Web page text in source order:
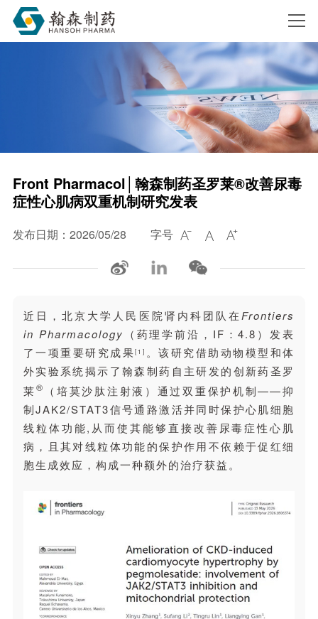
Front Pharmacol│翰森制药圣罗莱®改善尿毒
症性心肌病双重机制研究发表
发布日期：2026/05/28 字号   
近日，北京大学人民医院肾内科团队在 Frontiers
in Pharmacology （药理学前沿，IF：4.8）发表
了一项重要研究成果[1] 。该研究借助动物模型和体
外实验系统揭示了翰森制药自主研发的创新药圣罗
莱®
（培莫沙肽注射液）通过双重保护机制——抑
制JAK2/STAT3信号通路激活并同时保护心肌细胞
线粒体功能,从而使其能够直接改善尿毒症性心肌
病，且其对线粒体功能的保护作用不依赖于促红细
胞生成效应，构成一种额外的治疗获益。